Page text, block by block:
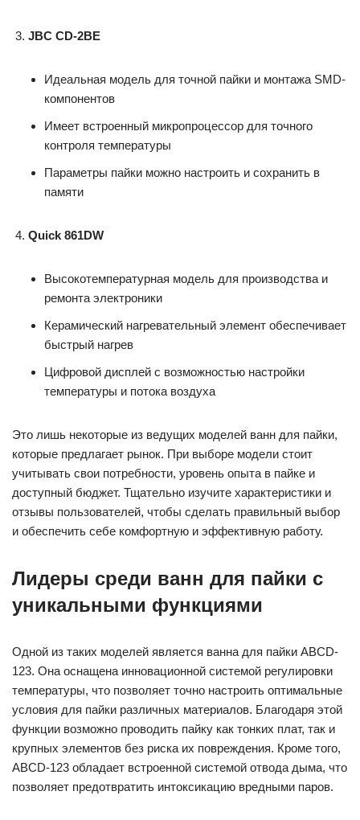
JBC CD-2BE
Идеальная модель для точной пайки и монтажа SMD-
компонентов
Имеет встроенный микропроцессор для точного
контроля температуры
Параметры пайки можно настроить и сохранить в
памяти
Quick 861DW
Высокотемпературная модель для производства и
ремонта электроники
Керамический нагревательный элемент обеспечивает
быстрый нагрев
Цифровой дисплей с возможностью настройки
температуры и потока воздуха
Это лишь некоторые из ведущих моделей ванн для пайки,
которые предлагает рынок. При выборе модели стоит
учитывать свои потребности, уровень опыта в пайке и
доступный бюджет. Тщательно изучите характеристики и
отзывы пользователей, чтобы сделать правильный выбор
и обеспечить себе комфортную и эффективную работу.
Лидеры среди ванн для пайки с
уникальными функциями
Одной из таких моделей является ванна для пайки ABCD-
123. Она оснащена инновационной системой регулировки
температуры, что позволяет точно настроить оптимальные
условия для пайки различных материалов. Благодаря этой
функции возможно проводить пайку как тонких плат, так и
крупных элементов без риска их повреждения. Кроме того,
ABCD-123 обладает встроенной системой отвода дыма, что
позволяет предотвратить интоксикацию вредными паров.